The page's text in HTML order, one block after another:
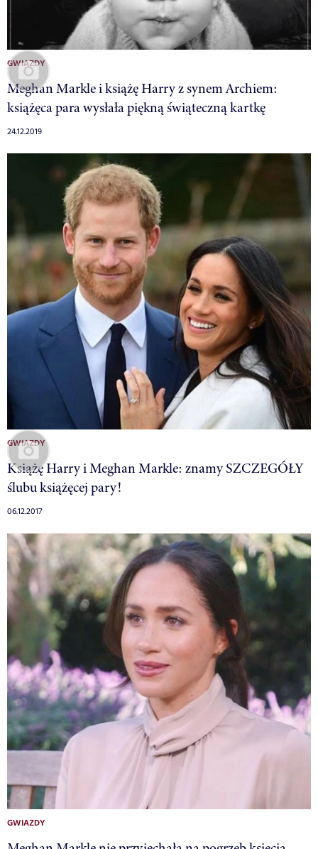
GWIAZDY
Meghan Markle i książę Harry z synem Archiem:
książęca para wysłała piękną świąteczną kartkę
24.12.2019
GWIAZDY
Książę Harry i Meghan Markle: znamy SZCZEGÓŁY
ślubu książęcej pary!
06.12.2017
GWIAZDY